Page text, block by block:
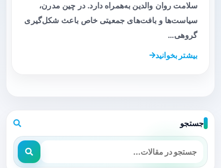
سلامت روان والدین به‌همراه دارد. در چین مدرن،
سیاست‌ها و بافت‌های جمعیتی خاص باعث شکل‌گیری
گروهی…
بیشتر بخوانید
جستجو